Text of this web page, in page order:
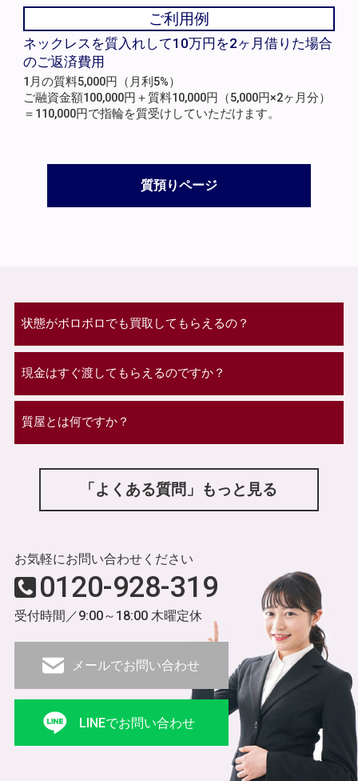
ご利用例
ネックレスを質入れして10万円を2ヶ月借りた場合
のご返済費用
1月の質料5,000円（月利5%）
ご融資金額100,000円＋質料10,000円（5,000円×2ヶ月分）
＝110,000円で指輪を質受けしていただけます。
質預りページ
状態がボロボロでも買取してもらえるの？
現金はすぐ渡してもらえるのですか？
質屋とは何ですか？
「よくある質問」もっと見る
お気軽にお問い合わせください
0120-928-319
受付時間／9:00～18:00 木曜定休
メールでお問い合わせ
LINEでお問い合わせ